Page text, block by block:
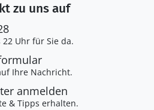
zu uns auf
Uhr für Sie da.
Ihre Nachricht.
anmelden
& Tipps erhalten.